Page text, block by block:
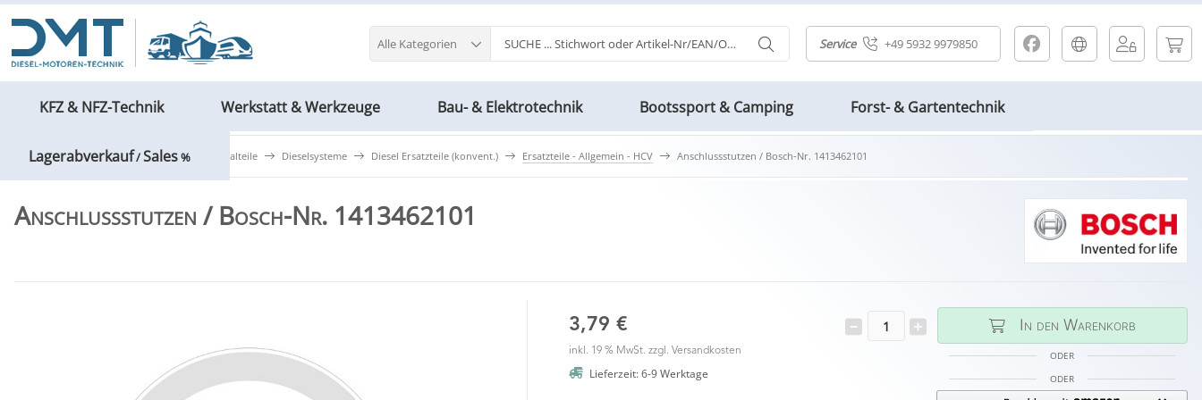
Service +49 5932 9979850
Alle Kategorien
KFZ & NFZ-Technik Werkstatt & Werkzeuge Bau- & Elektrotechnik Bootssport & Camping Forst- & Gartentechnik
Lagerabverkauf/Sales%
KFZ & NFZ-Technik BOSCH Originalteile Dieselsysteme Diesel Ersatzteile (konvent.) Ersatzteile - Allgemein - HCV Anschlussstutzen / Bosch-Nr. 1413462101
Anschlussstutzen / Bosch-Nr. 1413462101
3,79 €
inkl. 19 % MwSt. zzgl. Versandkosten
Lieferzeit: 6-9 Werktage
In den Warenkorb
ODER
ODER